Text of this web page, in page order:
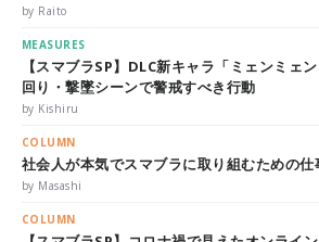
by Raito
MEASURES
【スマブラSP】DLC新キャラ「ミェンミェ
回り・撃墜シーンで警戒すべき行動
by Kishiru
COLUMN
社会人が本気でスマブラに取り組むための
by Masashi
COLUMN